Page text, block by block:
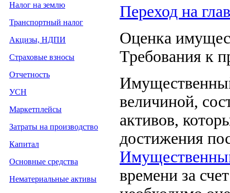
Налог на землю
Транспортный налог
Акцизы, НДПИ
Страховые взносы
Отчетность
УСН
Маркетплейсы
Затраты на производство
Капитал
Основные средства
Нематериальные активы
Переход на
Оценка
Требования к
величиной,
активов,
достижения
времени за